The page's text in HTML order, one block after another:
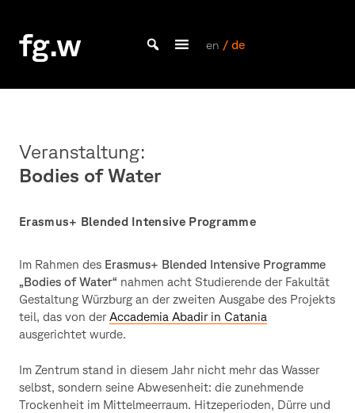
content
fg.w
Bachelor Kommunikationsdesign und Master Design & Information studieren
en / de
Veranstaltung:
Bodies of Water
Erasmus+ Blended Intensive Programme
Im Rahmen des Erasmus+ Blended Intensive Programme
„Bodies of Water“ nahmen acht Studierende der Fakultät
Gestaltung Würzburg an der zweiten Ausgabe des Projekts
teil, das von derAccademia Abadir in Catania
ausgerichtet wurde.
Im Zentrum stand in diesem Jahr nicht mehr das Wasser
selbst, sondern seine Abwesenheit: die zunehmende
Trockenheit im Mittelmeerraum. Hitzeperioden, Dürre und